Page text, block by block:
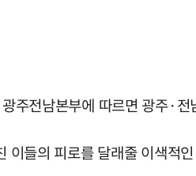
주전남본부에 따르면 광주·
이들의 피로를 달래줄 이색적